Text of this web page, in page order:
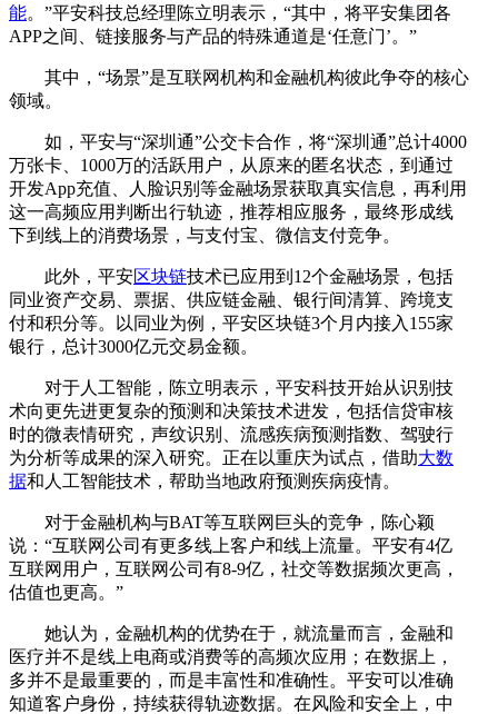
能。”平安科技总经理陈立明表示，“其中，将平安集团各
APP之间、链接服务与产品的特殊通道是‘任意门’。”
其中，“场景”是互联网机构和金融机构彼此争夺的核心
领域。
如，平安与“深圳通”公交卡合作，将“深圳通”总计4000
万张卡、1000万的活跃用户，从原来的匿名状态，到通过
开发App充值、人脸识别等金融场景获取真实信息，再利用
这一高频应用判断出行轨迹，推荐相应服务，最终形成线
下到线上的消费场景，与支付宝、微信支付竞争。
此外，平安区块链技术已应用到12个金融场景，包括
同业资产交易、票据、供应链金融、银行间清算、跨境支
付和积分等。以同业为例，平安区块链3个月内接入155家
银行，总计3000亿元交易金额。
对于人工智能，陈立明表示，平安科技开始从识别技
术向更先进更复杂的预测和决策技术进发，包括信贷审核
时的微表情研究，声纹识别、流感疾病预测指数、驾驶行
为分析等成果的深入研究。正在以重庆为试点，借助大数
据和人工智能技术，帮助当地政府预测疾病疫情。
对于金融机构与BAT等互联网巨头的竞争，陈心颖
说：“互联网公司有更多线上客户和线上流量。平安有4亿
互联网用户，互联网公司有8-9亿，社交等数据频次更高，
估值也更高。”
她认为，金融机构的优势在于，就流量而言，金融和
医疗并不是线上电商或消费等的高频次应用；在数据上，
多并不是最重要的，而是丰富性和准确性。平安可以准确
知道客户身份，持续获得轨迹数据。在风险和安全上，中